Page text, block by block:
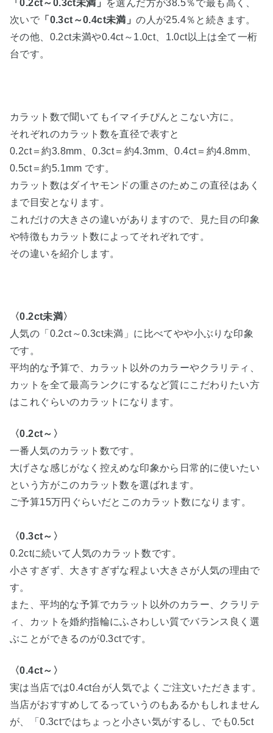
「0.2ct～0.3ct未満」
を選んだ方が38.5％で最も高く、
次いで 「0.3ct～0.4ct未満」の人が25.4％と続きます。
その他、0.2ct未満や0.4ct～1.0ct、1.0ct以上は全て一桁
台です。
カラット数で聞いてもイマイチぴんとこない方に。
それぞれのカラット数を直径で表すと
0.2ct＝約3.8mm、0.3ct＝約4.3mm、0.4ct＝約4.8mm、
0.5ct＝約5.1mm です。
カラット数はダイヤモンドの重さのためこの直径はあく
まで目安となります。
これだけの大きさの違いがありますので、見た目の印象
や特徴もカラット数によってそれぞれです。
その違いを紹介します。
〈0.2ct未満〉
人気の「0.2ct～0.3ct未満」に比べてやや小ぶりな印象
です。
平均的な予算で、カラット以外のカラーやクラリティ、
カットを全て最高ランクにするなど質にこだわりたい方
はこれぐらいのカラットになります。
〈0.2ct～〉
一番人気のカラット数です。
大げさな感じがなく控えめな印象から日常的に使いたい
という方がこのカラット数を選ばれます。
ご予算15万円ぐらいだとこのカラット数になります。
〈0.3ct～〉
0.2ctに続いて人気のカラット数です。
小さすぎず、大きすぎずな程よい大きさが人気の理由で
す。
また、平均的な予算でカラット以外のカラー、クラリテ
ィ、カットを婚約指輪にふさわしい質でバランス良く選
ぶことができるのが0.3ctです。
〈0.4ct～〉
実は当店では0.4ct台が人気でよくご注文いただきます。
当店がおすすめしてるっていうのもあるかもしれません
が、「0.3ctではちょっと小さい気がするし、でも0.5ct